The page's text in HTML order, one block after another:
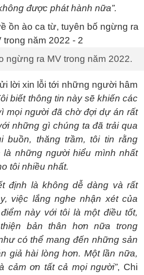
được phát hành nữa”.
ngừng ra MV trong năm 2022.
lời xin lỗi tới những người hâm
biết thông tin này sẽ khiến các
mọi người đã chờ đợi dự án rất
những gì chúng ta đã trải qua
buồn, thăng trầm, tôi tin rằng
là những người hiểu mình nhất
tôi nhiều nhất.
định là không dễ dàng và rất
việc lắng nghe nhận xét của
này với tôi là một điều tốt,
bản thân hơn nữa trong
có thể mang đến những sản
giả hài lòng hơn. Một lần nữa,
cảm ơn tất cả mọi người”, Chi